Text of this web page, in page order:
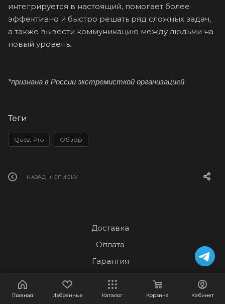
интегрируется в настоящий, помогает более
эффективно и быстро решать ряд сложных задач,
а также вывести коммуникацию между людьми на
новый уровень.
*признана в России экстремисткой организацией
Теги
Quest Pro Обзор
НАЗАД К СПИСКУ
Доставка
Оплата
Гарантия
Бренды
Главная Избранные Каталог Корзина Кабинет